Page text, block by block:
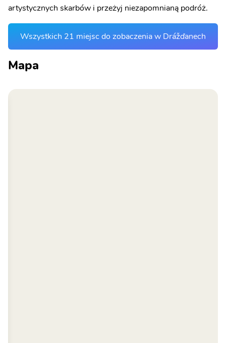
artystycznych skarbów i przeżyj niezapomnianą podróż.
Wszystkich 21 miejsc do zobaczenia w Drážďanech
Mapa